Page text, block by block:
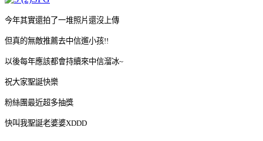
今年其實還拍了一堆照片還沒上傳
但真的無敵推薦去中信遛小孩!!
以後每年應該都會持續來中信溜冰~
祝大家聖誕快樂
粉絲團最近超多抽獎
快叫我聖誕老婆婆XDDD